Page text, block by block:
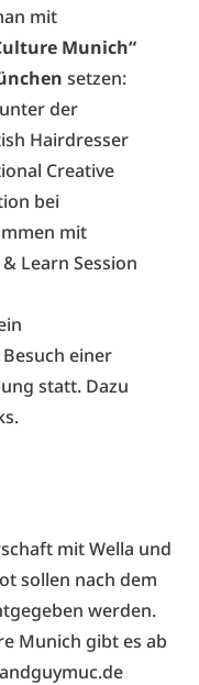
mit
Munich“
setzen:
der
Hairdresser
Creative
bei
mit
Learn Session
einer
statt. Dazu
mit Wella und
sollen nach dem
werden.
Munich gibt es ab